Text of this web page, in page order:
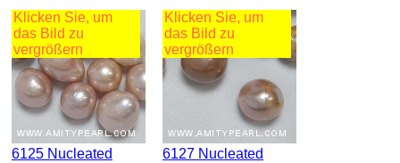
Klicken Sie, um
das Bild zu
vergrößern
6125 Nucleated
Klicken Sie, um
das Bild zu
vergrößern
6127 Nucleated